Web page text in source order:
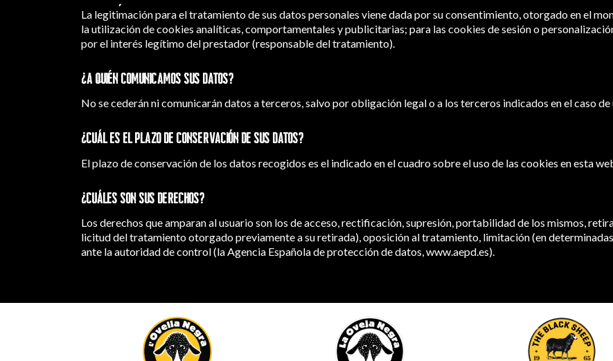
La legitimación para el tratamiento de sus datos personales viene dada por su consentimiento, otorgado en el
la utilización de cookies analíticas, comportamentales y publicitarias; para las cookies de sesión o
por el interés legítimo del prestador (responsable del tratamiento).
¿A quién comunicamos sus datos?
No se cederán ni comunicarán datos a terceros, salvo por obligación legal o a los terceros indicados en el caso
¿Cuál es el plazo de conservación de sus datos?
El plazo de conservación de los datos recogidos es el indicado en el cuadro sobre el uso de las cookies en esta
¿Cuáles son sus derechos?
Los derechos que amparan al usuario son los de acceso, rectificación, supresión, portabilidad de los mismos,
licitud del tratamiento otorgado previamente a su retirada), oposición al tratamiento, limitación (en
ante la autoridad de control (la Agencia Española de protección de datos,www.aepd.es).